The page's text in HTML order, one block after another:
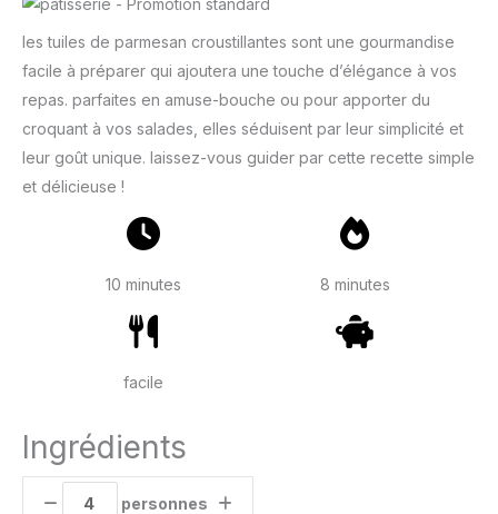
les tuiles de parmesan croustillantes sont une gourmandise
facile à préparer qui ajoutera une touche d’élégance à vos
repas. parfaites en amuse-bouche ou pour apporter du
croquant à vos salades, elles séduisent par leur simplicité et
leur goût unique. laissez-vous guider par cette recette simple
et délicieuse !
10 minutes 8 minutes
facile
Ingrédients
personnes